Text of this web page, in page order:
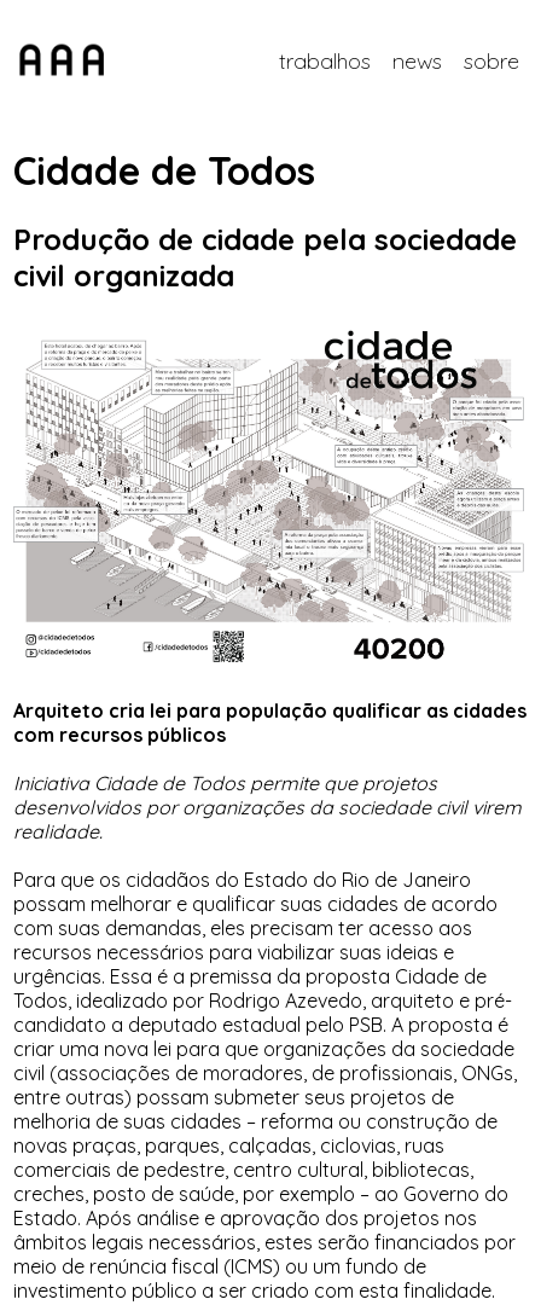
trabalhos news sobre
Cidade de Todos
Produção de cidade pela sociedade
civil organizada
Arquiteto cria lei para população qualificar as cidades
com recursos públicos
Iniciativa Cidade de Todos permite que projetos
desenvolvidos por organizações da sociedade civil virem
realidade.
Para que os cidadãos do Estado do Rio de Janeiro
possam melhorar e qualificar suas cidades de acordo
com suas demandas, eles precisam ter acesso aos
recursos necessários para viabilizar suas ideias e
urgências. Essa é a premissa da proposta Cidade de
Todos, idealizado por Rodrigo Azevedo, arquiteto e pré-
candidato a deputado estadual pelo PSB. A proposta é
criar uma nova lei para que organizações da sociedade
civil (associações de moradores, de profissionais, ONGs,
entre outras) possam submeter seus projetos de
melhoria de suas cidades – reforma ou construção de
novas praças, parques, calçadas, ciclovias, ruas
comerciais de pedestre, centro cultural, bibliotecas,
creches, posto de saúde, por exemplo – ao Governo do
Estado. Após análise e aprovação dos projetos nos
âmbitos legais necessários, estes serão financiados por
meio de renúncia fiscal (ICMS) ou um fundo de
investimento público a ser criado com esta finalidade.